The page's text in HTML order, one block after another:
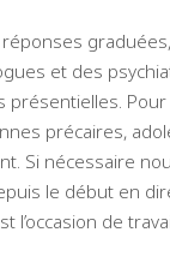
et des
présentielles.
précaires,
Si nécessaire
le début en
l’occasion de